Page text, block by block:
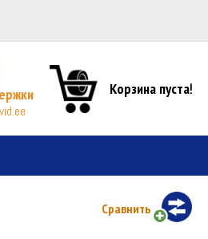
Корзина пуста!
Сравнить